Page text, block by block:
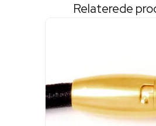
Relaterede